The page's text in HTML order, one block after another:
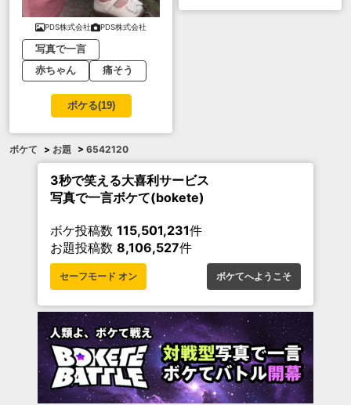
PDS株式会社 PDS株式会社
写真で一言
赤ちゃん
痛そう
ボケる(19)
ボケて > お題 > 6542120
3秒で笑える大喜利サービス
写真で一言ボケて(bokete)
ボケ投稿数 115,501,231件
お題投稿数 8,106,527件
セーフモード オン ボケてへようこそ